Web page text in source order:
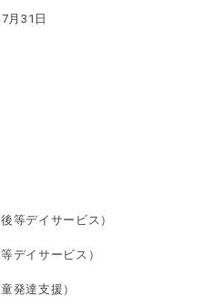
月31日
等デイサービス）
デイサービス）
発達支援）